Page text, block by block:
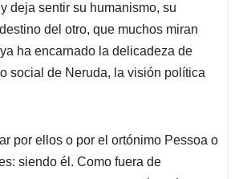
deja sentir su humanismo, su
del otro, que muchos miran
ha encarnado la delicadeza de
social de Neruda, la visión política
por ellos o por el ortónimo Pessoa o
siendo él. Como fuera de